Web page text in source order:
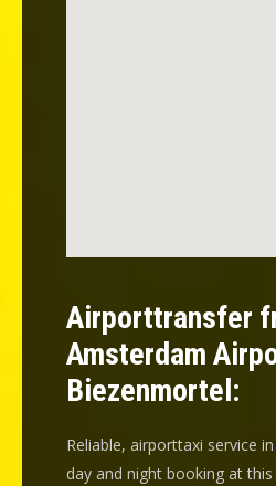
Airporttransfer
Amsterdam
Biezenmortel:
Reliable, airporttaxi service
day and night booking at